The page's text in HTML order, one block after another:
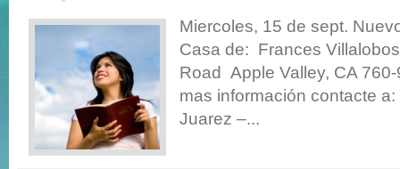
Miercoles, 15 de sept.
Casa de: Frances
Road Apple Valley, CA
mas información contacte
Juarez –...